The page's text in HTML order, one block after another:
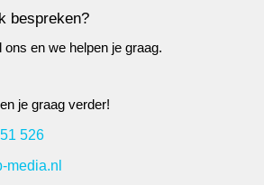
bespreken?
ons en we helpen je graag.
je graag verder!
526
media.nl